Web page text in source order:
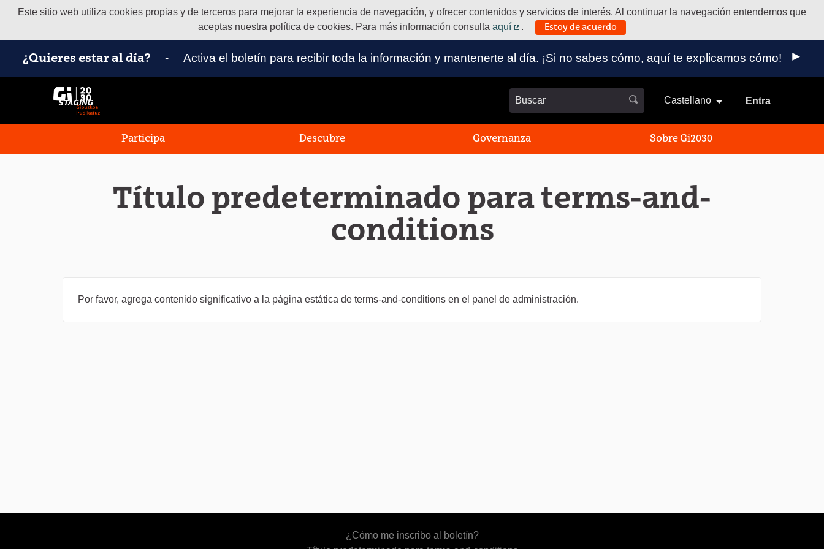
Este sitio web utiliza cookies propias y de terceros para mejorar la experiencia de navegación, y ofrecer contenidos y servicios de interés. Al continuar la navegación entendemos que
aceptas nuestra política de cookies. Para más información consulta aquí
(Enlace externo)
. Estoy de acuerdo
¿Quieres estar al día? - Activa el boletín para recibir toda la información y mantenerte al día. ¡Si no sabes cómo, aquí te explicamos cómo!
Buscar Castellano Elegir el idioma
Entra
Participa Descubre Governanza Sobre Gi2030
Título predeterminado para terms-and-
conditions
Por favor, agrega contenido significativo a la página estática de terms-and-conditions en el panel de administración.
¿Cómo me inscribo al boletín?